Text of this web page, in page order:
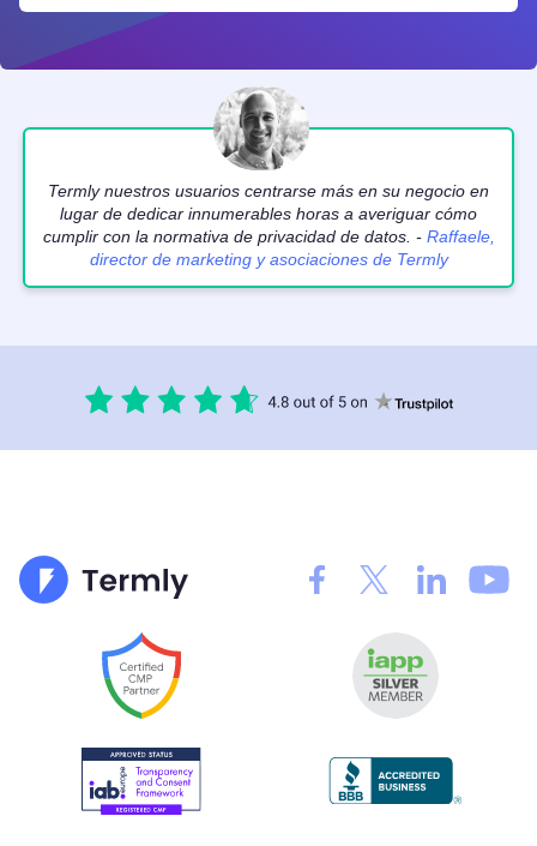
Termly nuestros usuarios centrarse más en su negocio en
lugar de dedicar innumerables horas a averiguar cómo
cumplir con la normativa de privacidad de datos. - Raffaele,
director de marketing y asociaciones de Termly